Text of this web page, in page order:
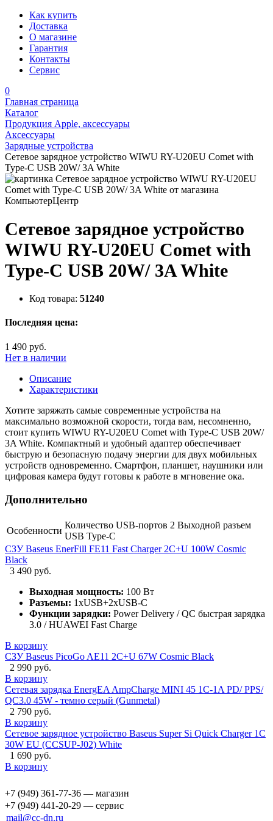
Как купить
Доставка
О магазине
Гарантия
Контакты
Сервис
0
Главная страница
Каталог
Продукция Apple, аксессуары
Аксессуары
Зарядные устройства
Сетевое зарядное устройство WIWU RY-U20EU Comet with
Type-C USB 20W/ 3A White
Сетевое зарядное устройство
WIWU RY-U20EU Comet with
Type-C USB 20W/ 3A White
Код товара: 51240
Последняя цена:
1 490 руб.
Нет в наличии
Описание
Характеристики
Хотите заряжать самые современные устройства на
максимально возможной скорости, тогда вам, несомненно,
стоит купить WIWU RY-U20EU Comet with Type-C USB 20W/
3A White. Компактный и удобный адаптер обеспечивает
быструю и безопасную подачу энергии для двух мобильных
устройств одновременно. Смартфон, планшет, наушники или
цифровая камера будут готовы к работе в мгновение ока.
Дополнительно
Особенности
Количество USB-портов 2 Выходной разъем
USB Type-C
СЗУ Baseus EnerFill FE11 Fast Charger 2C+U 100W Cosmic
Black
3 490 руб.
Выходная мощность: 100 Вт
Разъемы: 1xUSB+2xUSB-C
Функции зарядки: Power Delivery / QC быстрая зарядка
3.0 / HUAWEI Fast Charge
В корзину
СЗУ Baseus PicoGo AE11 2C+U 67W Cosmic Black
2 990 руб.
В корзину
Сетевая зарядка EnergEA AmpCharge MINI 45 1C-1A PD/ PPS/
QC3.0 45W - темно серый (Gunmetal)
2 790 руб.
В корзину
Сетевое зарядное устройство Baseus Super Si Quick Charger 1C
30W EU (CCSUP-J02) White
1 690 руб.
В корзину
+7 (949) 361-77-36 — магазин
+7 (949) 441-20-29 — сервис
mail@cc-dn.ru